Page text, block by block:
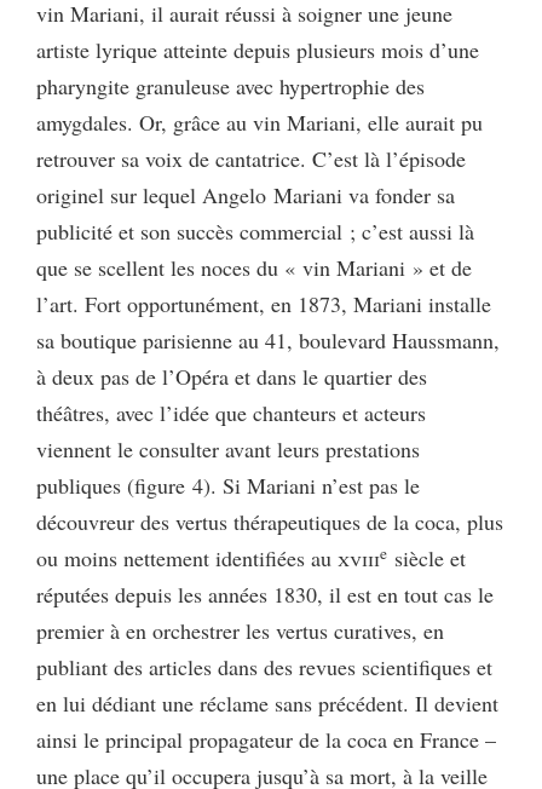
vin Mariani, il aurait réussi à soigner une jeune
artiste lyrique atteinte depuis plusieurs mois d’une
pharyngite granuleuse avec hypertrophie des
amygdales. Or, grâce au vin Mariani, elle aurait pu
retrouver sa voix de cantatrice. C’est là l’épisode
originel sur lequel Angelo Mariani va fonder sa
publicité et son succès commercial ; c’est aussi là
que se scellent les noces du « vin Mariani » et de
l’art. Fort opportunément, en 1873, Mariani installe
sa boutique parisienne au 41, boulevard Haussmann,
à deux pas de l’Opéra et dans le quartier des
théâtres, avec l’idée que chanteurs et acteurs
viennent le consulter avant leurs prestations
publiques (figure 4). Si Mariani n’est pas le
découvreur des vertus thérapeutiques de la coca, plus
ou moins nettement identifiées au xviiie siècle et
réputées depuis les années 1830, il est en tout cas le
premier à en orchestrer les vertus curatives, en
publiant des articles dans des revues scientifiques et
en lui dédiant une réclame sans précédent. Il devient
ainsi le principal propagateur de la coca en France –
une place qu’il occupera jusqu’à sa mort, à la veille